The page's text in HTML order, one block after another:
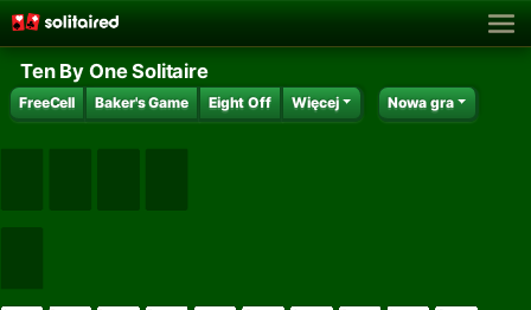
Ten By One Solitaire
FreeCell Baker's Game Eight Off Więcej Nowa gra